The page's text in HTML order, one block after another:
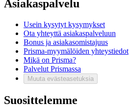
Asiakaspalvelu
Usein kysytyt kysymykset
Ota yhteyttä asiakaspalveluun
Bonus ja asiakasomistajuus
Prisma-myymälöiden yhteystiedot
Mikä on Prisma?
Palvelut Prismassa
Muuta evästeasetuksia
Suosittelemme